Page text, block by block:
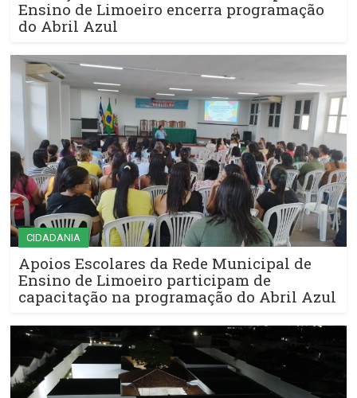
Ensino de Limoeiro encerra programação
do Abril Azul
CIDADANIA
Apoios Escolares da Rede Municipal de
Ensino de Limoeiro participam de
capacitação na programação do Abril Azul